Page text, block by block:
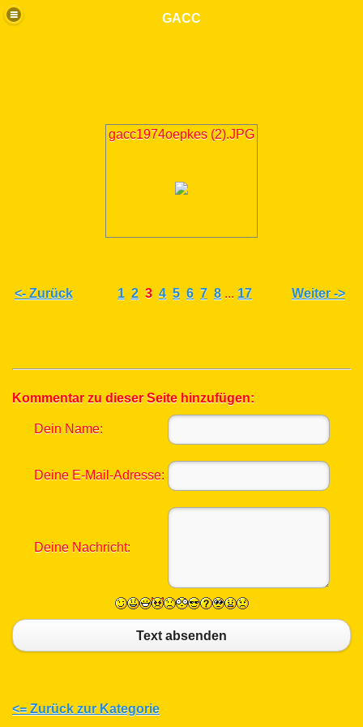
GACC
gacc1974oepkes (2).JPG
<- Zurück 1 2 3 4 5 6 7 8 ... 17 Weiter ->
Kommentar zu dieser Seite hinzufügen:
Dein Name:
Deine E-Mail-Adresse:
Deine Nachricht:
Text absenden
<= Zurück zur Kategorie